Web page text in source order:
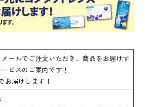
メールでご注文いただき、商品をお届けす
ビスのご案内です！
お届けします！